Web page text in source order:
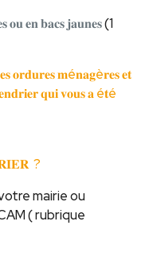
𝐨𝐮 𝐞𝐧 𝐛𝐚𝐜𝐬 𝐣𝐚𝐮𝐧𝐞𝐬(1
𝐨𝐫𝐝𝐮𝐫𝐞𝐬 𝐦é𝐧𝐚𝐠è𝐫𝐞𝐬 𝐞𝐭
𝐪𝐮𝐢 𝐯𝐨𝐮𝐬 𝐚 é𝐭é
?
mairie ou
( rubrique